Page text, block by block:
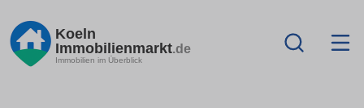
Koeln
Immobilienmarkt.de
Immobilien im Überblick